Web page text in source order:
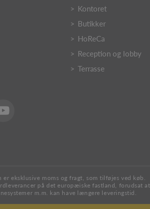
Kontoret
Butikker
HoReCa
Reception og lobby
Terrasse
er eksklusive moms og fragt, som tilføjes ved køb.
på det europæiske fastland, forudsat
m.m. kan have længere leveringstid.